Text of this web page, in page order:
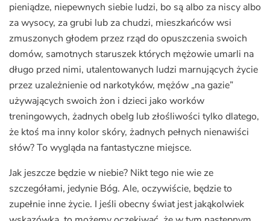
pieniądze, niepewnych siebie ludzi, bo są albo za niscy albo
za wysocy, za grubi lub za chudzi, mieszkańców wsi
zmuszonych głodem przez rząd do opuszczenia swoich
domów, samotnych staruszek których mężowie umarli na
długo przed nimi, utalentowanych ludzi marnujących życie
przez uzależnienie od narkotyków, mężów „na gazie”
używających swoich żon i dzieci jako worków
treningowych, żadnych obelg lub złośliwości tylko dlatego,
że ktoś ma inny kolor skóry, żadnych pełnych nienawiści
słów? To wygląda na fantastyczne miejsce.
Jak jeszcze będzie w niebie? Nikt tego nie wie ze
szczegółami, jedynie Bóg. Ale, oczywiście, będzie to
zupełnie inne życie. I jeśli obecny świat jest jakąkolwiek